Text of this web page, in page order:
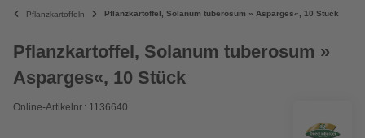
Pflanzkartoffeln Pflanzkartoffel, Solanum tuberosum » Asparges«, 10 Stück
Pflanzkartoffel, Solanum tuberosum »
Asparges«, 10 Stück
Online-Artikelnr.: 1136640